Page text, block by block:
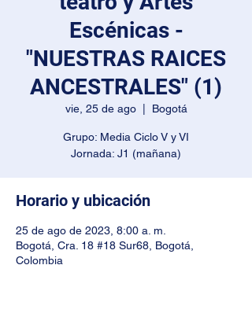
Escénicas -
"NUESTRAS RAICES
ANCESTRALES" (1)
vie, 25 de ago
  |
Bogotá
Grupo: Media Ciclo V y VI
Jornada: J1 (mañana)
Horario y ubicación
25 de ago de 2023, 8:00 a. m.
Bogotá, Cra. 18 #18 Sur68, Bogotá,
Colombia